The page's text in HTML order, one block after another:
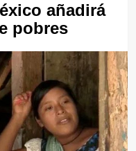
añadirá
pobres